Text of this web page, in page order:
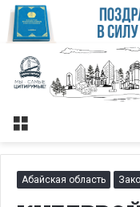
Меню
Абайская область